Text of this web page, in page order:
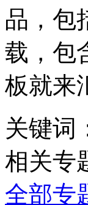
品，包
载，包
板就来
关键词
相关专
全部专